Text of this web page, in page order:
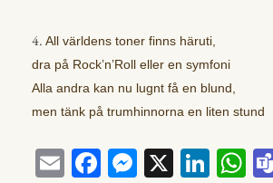
4. All världens toner finns häruti,
dra på Rock’n’Roll eller en symfoni
Alla andra kan nu lugnt få en blund,
men tänk på trumhinnorna en liten stund
E Fa M X Li W